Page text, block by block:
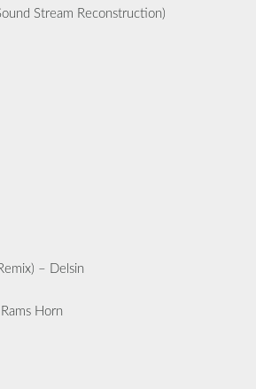
Stream Reconstruction)
– Delsin
Horn